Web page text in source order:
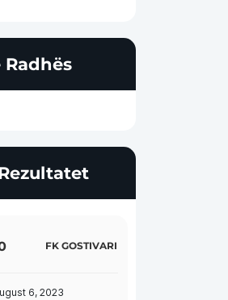
Radhës
FK GOSTIVARI
6, 2023